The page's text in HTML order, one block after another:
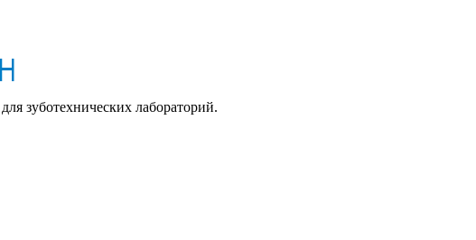
зуботехнических лабораторий.